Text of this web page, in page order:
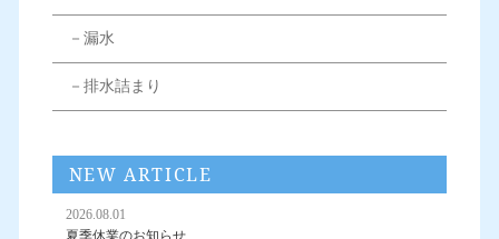
－漏水
－排水詰まり
NEW ARTICLE
2026.08.01
夏季休業のお知らせ